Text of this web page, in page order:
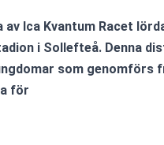
Ica Kvantum Racet
i Sollefteå. Denna
som genomförs
för